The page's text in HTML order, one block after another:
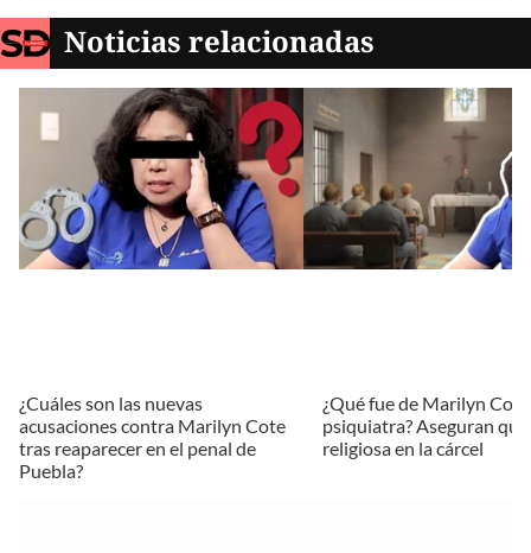
Noticias relacionadas
¿Cuáles son las nuevas
acusaciones contra Marilyn Cote
tras reaparecer en el penal de
Puebla?
¿Qué fue de Marilyn
psiquiatra? Aseguran
religiosa en la cárcel